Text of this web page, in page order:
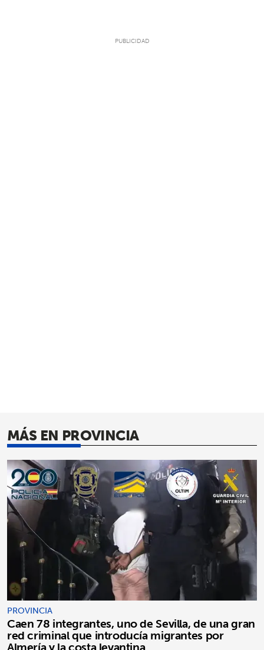
MÁS EN PROVINCIA
PROVINCIA
Caen 78 integrantes, uno de Sevilla, de una gran
red criminal que introducía migrantes por